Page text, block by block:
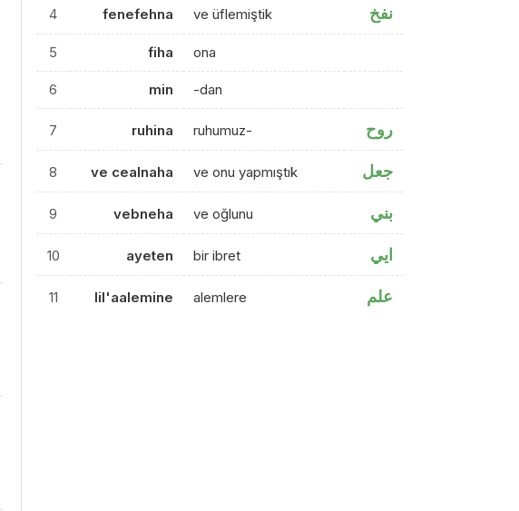
4 fenefehna ve üflemiştik نفخ
5 fiha ona
6 min -dan
7 ruhina ruhumuz- روح
8 ve cealnaha ve onu yapmıştık جعل
9 vebneha ve oğlunu بني
10 ayeten bir ibret ايي
11 lil'aalemine alemlere علم